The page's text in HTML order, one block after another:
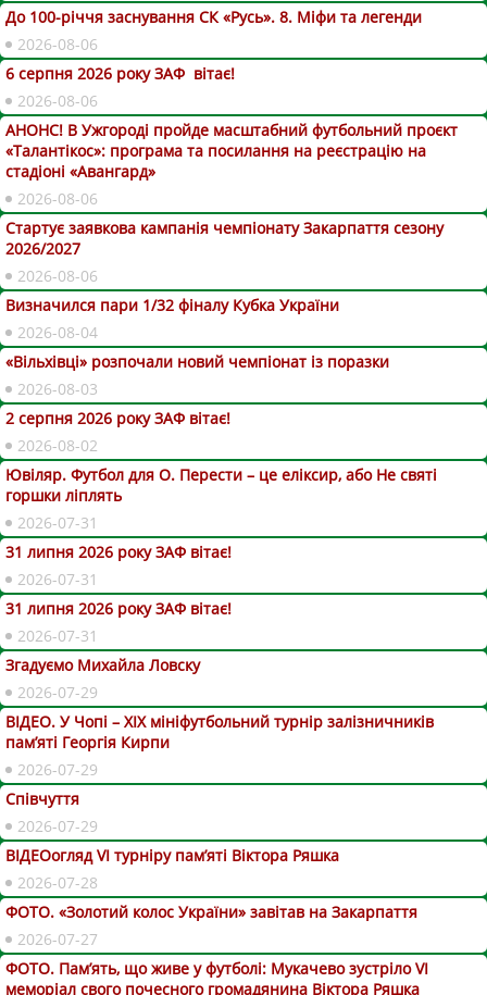
До 100-річчя заснування СК «Русь». 8. Міфи та легенди
2026-08-06
6 серпня 2026 року ЗАФ вітає!
2026-08-06
АНОНС! В Ужгороді пройде масштабний футбольний проєкт
«Талантікос»: програма та посилання на реєстрацію на
стадіоні «Авангард»
2026-08-06
Стартує заявкова кампанія чемпіонату Закарпаття сезону
2026/2027
2026-08-06
Визначился пари 1/32 фіналу Кубка України
2026-08-04
«Вільхівці» розпочали новий чемпіонат із поразки
2026-08-03
2 серпня 2026 року ЗАФ вітає!
2026-08-02
Ювіляр. Футбол для О. Перести – це еліксир, або Не святі
горшки ліплять
2026-07-31
31 липня 2026 року ЗАФ вітає!
2026-07-31
31 липня 2026 року ЗАФ вітає!
2026-07-31
Згадуємо Михайла Ловску
2026-07-29
ВІДЕО. У Чопі – ХІХ мініфутбольний турнір залізничників
пам’яті Георгія Кирпи
2026-07-29
Співчуття
2026-07-29
ВІДЕОогляд VІ турніру пам’яті Віктора Ряшка
2026-07-28
ФОТО. «Золотий колос України» завітав на Закарпаття
2026-07-27
ФОТО. Пам’ять, що живе у футболі: Мукачево зустріло VI
меморіал свого почесного громадянина Віктора Ряшка